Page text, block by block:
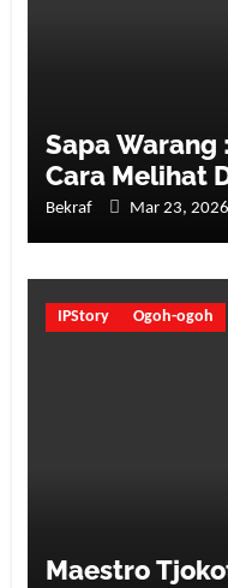
Sapa Warang
Cara Melihat
Bekraf Mar 23, 2026
IPStory Ogoh-ogoh
Maestro